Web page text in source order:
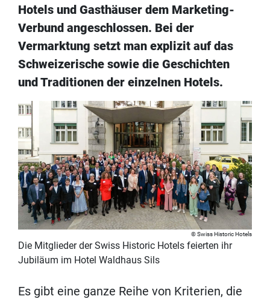
Hotels und Gasthäuser dem Marketing-
Verbund angeschlossen. Bei der
Vermarktung setzt man explizit auf das
Schweizerische sowie die Geschichten
und Traditionen der einzelnen Hotels.
Swiss Historic Hotels
Die Mitglieder der Swiss Historic Hotels feierten ihr
Jubiläum im Hotel Waldhaus Sils
Es gibt eine ganze Reihe von Kriterien, die